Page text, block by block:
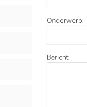
Onderwerp:
Bericht: